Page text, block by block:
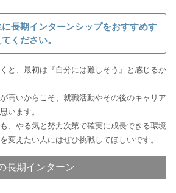
長期インターンシップをおすすめす
ください。
と、最初は『自分には難しそう』と感じるか
高いからこそ、就職活動やその後のキャリア
います。
、やる気と努力次第で確実に成長できる環境
変えたい人にはぜひ挑戦してほしいです。
長期インターン